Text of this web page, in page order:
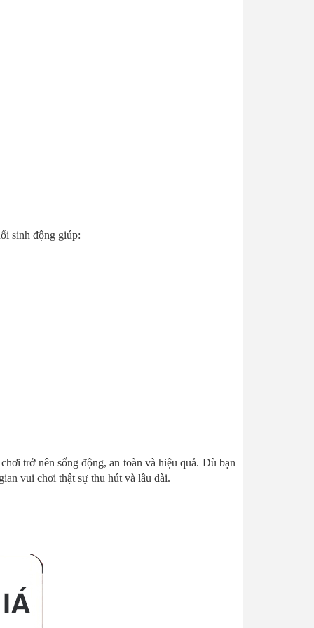
sinh động giúp:
trở nên sống động, an toàn và hiệu quả. Dù bạn
vui chơi thật sự thu hút và lâu dài.